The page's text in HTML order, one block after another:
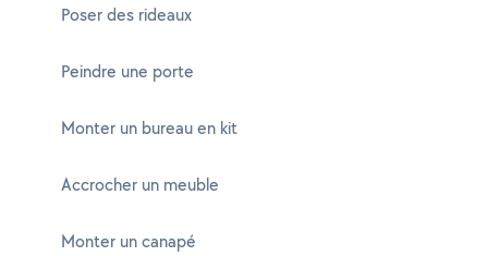
Poser des rideaux
Peindre une porte
Monter un bureau en kit
Accrocher un meuble
Monter un canapé